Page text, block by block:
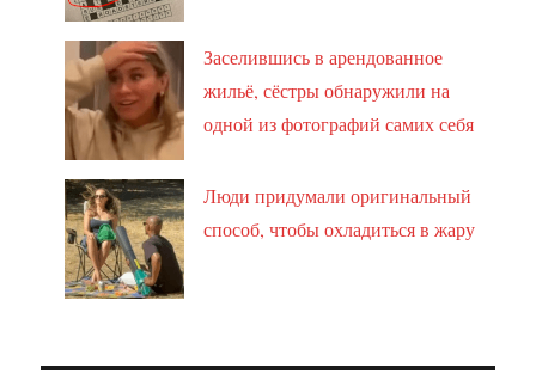
Заселившись в арендованное
жильё, сёстры обнаружили на
одной из фотографий самих себя
Люди придумали оригинальный
способ, чтобы охладиться в жару